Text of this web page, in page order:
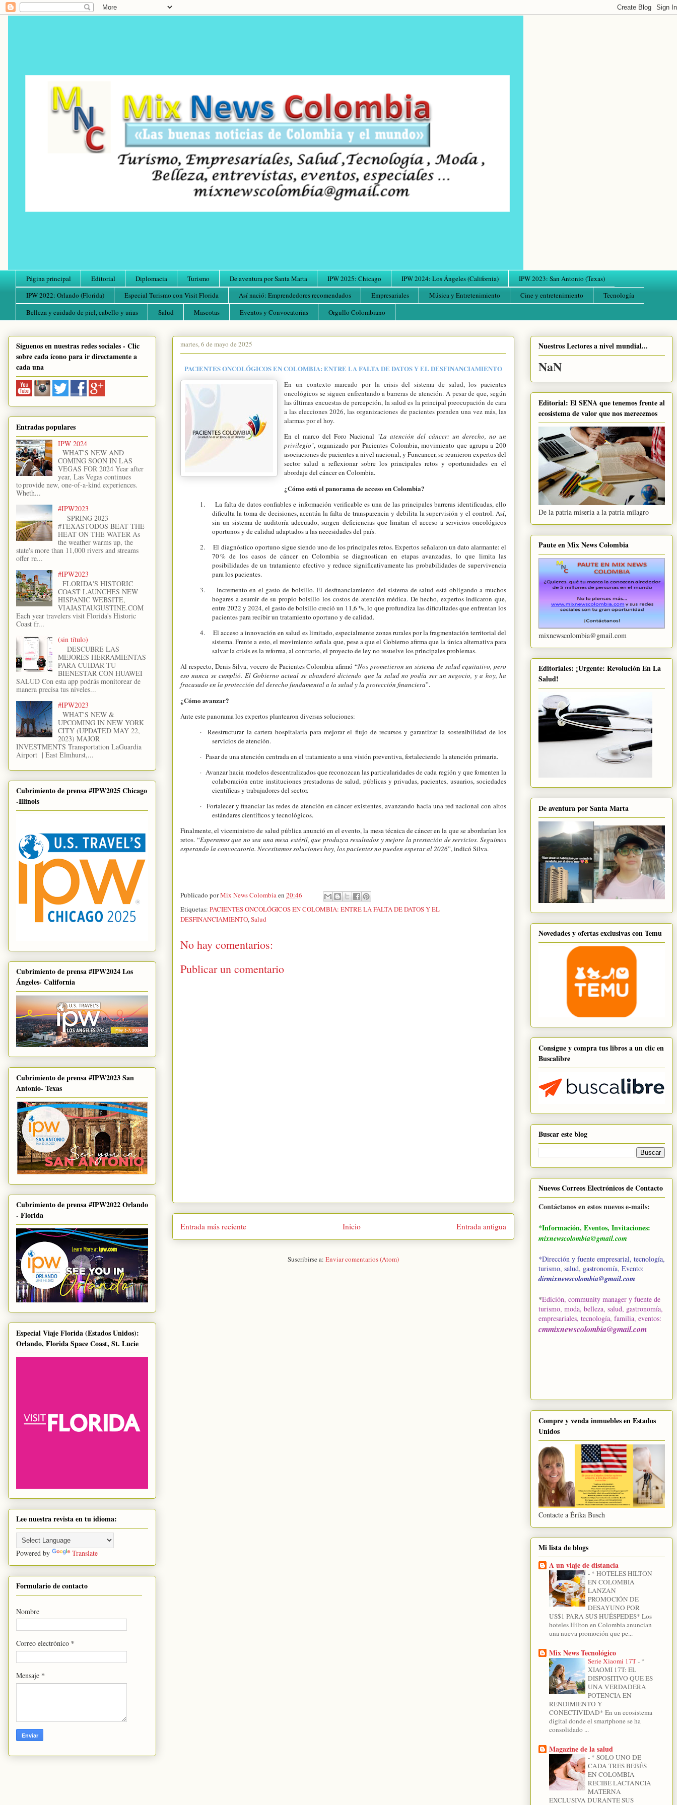
Página principal Editorial Diplomacia Turismo De aventura por Santa Marta IPW 2025: Chicago IPW 2024: Los Ángeles (California)
IPW 2023: San Antonio (Texas)
IPW 2022: Orlando (Florida)
Especial Turismo con Visit Florida Así nació: Emprendedores recomendados Empresariales Música y Entretenimiento Cine y entretenimiento
Tecnología
Belleza y cuidado de piel, cabello y uñas
Salud Mascotas Eventos y Convocatorias Orgullo Colombiano
martes, 6 de mayo de 2025
PACIENTES ONCOLÓGICOS EN COLOMBIA: ENTRE LA FALTA DE DATOS Y EL DESFINANCIAMIENTO
En un contexto marcado por la crisis del sistema de salud, los pacientes
oncológicos se siguen enfrentando a barreras de atención. A pesar de que, según
las últimas encuestas de percepción, la salud es la principal preocupación de cara
a las elecciones 2026, las organizaciones de pacientes prenden una vez más, las
alarmas por el hoy.
En el marco del Foro Nacional "La atención del cáncer: un derecho, no un
privilegio", organizado por Pacientes Colombia, movimiento que agrupa a 200
asociaciones de pacientes a nivel nacional, y Funcancer, se reunieron expertos del
sector salud a reflexionar sobre los principales retos y oportunidades en el
abordaje del cáncer en Colombia.
¿Cómo está el panorama de acceso en Colombia?
1.
La falta de datos confiables e información verificable es una de las principales barreras identificadas, ello
dificulta la toma de decisiones, acentúa la falta de transparencia y debilita la supervisión y el control. Así,
sin un sistema de auditoría adecuado, surgen deficiencias que limitan el acceso a servicios oncológicos
oportunos y de calidad adaptados a las necesidades del país.
2.
El diagnóstico oportuno sigue siendo uno de los principales retos. Expertos señalaron un dato alarmante: el
70 % de los casos de cáncer en Colombia se diagnostican en etapas avanzadas, lo que limita las
posibilidades de un tratamiento efectivo y reduce significativamente las probabilidades de supervivencia
para los pacientes.
3.
Incremento en el gasto de bolsillo. El desfinanciamiento del sistema de salud está obligando a muchos
hogares a asumir de su propio bolsillo los costos de atención médica. De hecho, expertos indicaron que,
entre 2022 y 2024, el gasto de bolsillo creció un 11,6 %, lo que profundiza las dificultades que enfrentan los
pacientes para recibir un tratamiento oportuno y de calidad.
4.
El acceso a innovación en salud es limitado, especialmente zonas rurales por la fragmentación territorial del
sistema. Frente a esto, el movimiento señala que, pese a que el Gobierno afirma que la única alternativa para
salvar la crisis es la reforma, al contrario, el proyecto de ley no resuelve los principales problemas.
Al respecto, Denis Silva, vocero de Pacientes Colombia afirmó “Nos prometieron un sistema de salud equitativo, pero
eso nunca se cumplió. El Gobierno actual se abanderó diciendo que la salud no podía ser un negocio, y a hoy, ha
fracasado en la protección del derecho fundamental a la salud y la protección financiera”.
¿Cómo avanzar?
Ante este panorama los expertos plantearon diversas soluciones:
·
Reestructurar la cartera hospitalaria para mejorar el flujo de recursos y garantizar la sostenibilidad de los
servicios de atención.
· Pasar de una atención centrada en el tratamiento a una visión preventiva, fortaleciendo la atención primaria.
· Avanzar hacia modelos descentralizados que reconozcan las particularidades de cada región y que fomenten la
colaboración entre instituciones prestadoras de salud, públicas y privadas, pacientes, usuarios, sociedades
científicas y trabajadores del sector.
· Fortalecer y financiar las redes de atención en cáncer existentes, avanzando hacia una red nacional con altos
estándares científicos y tecnológicos.
Finalmente, el viceministro de salud pública anunció en el evento, la mesa técnica de cáncer en la que se abordarían los
retos. “Esperamos que no sea una mesa estéril, que produzca resultados y mejore la prestación de servicios. Seguimos
esperando la convocatoria. Necesitamos soluciones hoy, los pacientes no pueden esperar al 2026”, indicó Silva.
Publicado porMix News Colombiaen 20:46
Etiquetas: PACIENTES ONCOLÓGICOS EN COLOMBIA: ENTRE LA FALTA DE DATOS Y EL
DESFINANCIAMIENTO,Salud
No hay comentarios:
Publicar un comentario
Entrada más reciente Entrada antigua
Inicio
Suscribirse a: Enviar comentarios (Atom)
Síguenos en nuestras redes sociales - Clic
sobre cada ícono para ir directamente a
cada una
Entradas populares
IPW 2024
WHAT'S NEW AND
COMING SOON IN LAS
VEGAS FOR 2024 Year after
year, Las Vegas continues
to provide new, one-of-a-kind experiences.
Wheth...
#IPW2023
SPRING 2023
#TEXASTODOS BEAT THE
HEAT ON THE WATER As
the weather warms up, the
state's more than 11,000 rivers and streams
offer re...
#IPW2023
FLORIDA'S HISTORIC
COAST LAUNCHES NEW
HISPANIC WEBSITE,
VIAJASTAUGUSTINE.COM
Each year travelers visit Florida's Historic
Coast fr...
(sin título)
DESCUBRE LAS
MEJORES HERRAMIENTAS
PARA CUIDAR TU
BIENESTAR CON HUAWEI
SALUD Con esta app podrás monitorear de
manera precisa tus niveles...
#IPW2023
WHAT'S NEW &
UPCOMING IN NEW YORK
CITY (UPDATED MAY 22,
2023) MAJOR
INVESTMENTS Transportation LaGuardia
Airport | East Elmhurst,...
Cubrimiento de prensa #IPW2025 Chicago
-Illinois
Cubrimiento de prensa #IPW2024 Los
Ángeles- California
Cubrimiento de prensa #IPW2023 San
Antonio- Texas
Cubrimiento de prensa #IPW2022 Orlando
- Florida
Especial Viaje Florida (Estados Unidos):
Orlando, Florida Space Coast, St. Lucie
Lee nuestra revista en tu idioma:
Powered by Translate
Formulario de contacto
Nombre
Correo electrónico *
Mensaje *
Nuestros Lectores a nivel mundial...
NaN
Editorial: El SENA que tenemos frente al
ecosistema de valor que nos merecemos
De la patria miseria a la patria milagro
Paute en Mix News Colombia
mixnewscolombia@gmail.com
Editoriales: ¡Urgente: Revolución En La
Salud!
De aventura por Santa Marta
Novedades y ofertas exclusivas con Temu
Consigue y compra tus libros a un clic en
Buscalibre
Buscar este blog
Nuevos Correos Electrónicos de Contacto
Contáctanos en estos nuevos e-mails:
*Información, Eventos, Invitaciones:
mixnewscolombia@gmail.com
*Dirección y fuente empresarial, tecnología,
turismo, salud, gastronomía, Evento:
dirmixnewscolombia@gmail.com
*Edición, community manager y fuente de
turismo, moda, belleza, salud, gastronomía,
empresariales, tecnología, familia, eventos:
cmmixnewscolombia@gmail.com
Compre y venda inmuebles en Estados
Unidos
Contacte a Érika Busch
Mi lista de blogs
A un viaje de distancia
- * HOTELES HILTON
EN COLOMBIA
LANZAN
PROMOCIÓN DE
DESAYUNO POR
US$1 PARA SUS HUÉSPEDES* Los
hoteles Hilton en Colombia anuncian
una nueva promoción que pe...
Mix News Tecnológico
Serie Xiaomi 17T- *
XIAOMI 17T: EL
DISPOSITIVO QUE ES
UNA VERDADERA
POTENCIA EN
RENDIMIENTO Y
CONECTIVIDAD* En un ecosistema
digital donde el smartphone se ha
consolidado ...
Magazine de la salud
- * SOLO UNO DE
CADA TRES BEBÉS
EN COLOMBIA
RECIBE LACTANCIA
MATERNA
EXCLUSIVA DURANTE SUS